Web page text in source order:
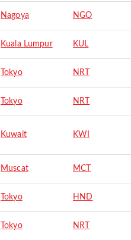
Nagoya NGO
Kuala Lumpur KUL
Tokyo NRT
Tokyo NRT
Kuwait KWI
Muscat MCT
Tokyo HND
Tokyo NRT